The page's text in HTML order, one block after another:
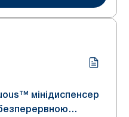
мінідиспенсер